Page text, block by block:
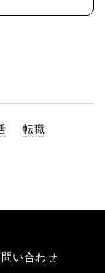
転職
い合わせ